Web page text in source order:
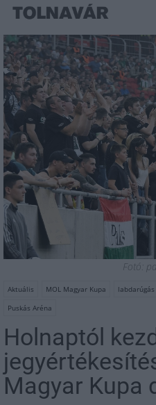
Fotó:
Aktuális MOL Magyar Kupa labdarúgás
Puskás Aréna
Holnaptól
Magyar Kupa